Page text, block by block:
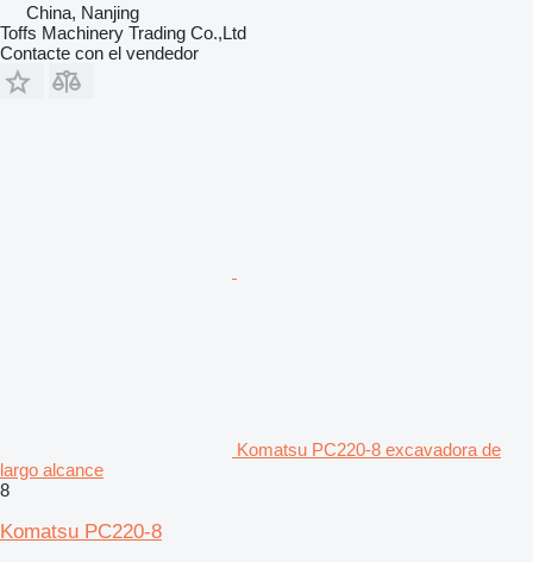
China, Nanjing
Toffs Machinery Trading Co.,Ltd
Contacte con el vendedor
Komatsu PC220-8 excavadora de
largo alcance
8
Komatsu PC220-8